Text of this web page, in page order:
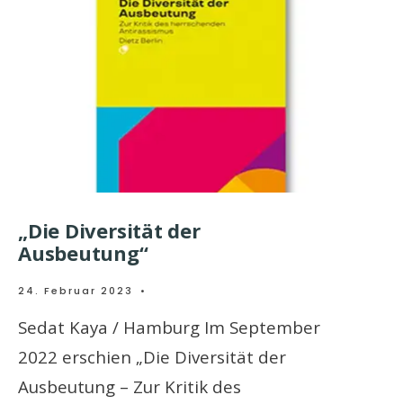
„Die Diversität der
Ausbeutung“
24. Februar 2023 •
Sedat Kaya / Hamburg Im September
2022 erschien „Die Diversität der
Ausbeutung – Zur Kritik des